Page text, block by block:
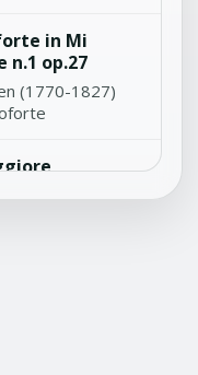
in Mi
n.1 op.27
(1770-1827)
1801)